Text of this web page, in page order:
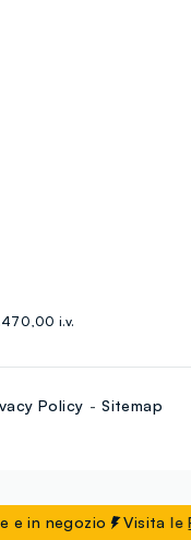
in negozio Visita le
i.v.
Policy Sitemap